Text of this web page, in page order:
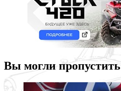
Вы могли пропустить